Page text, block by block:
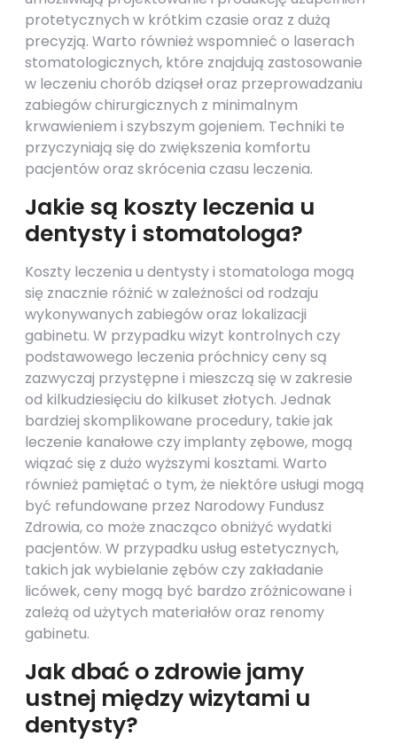
protetycznych w krótkim czasie oraz z dużą
precyzją. Warto również wspomnieć o laserach
stomatologicznych, które znajdują zastosowanie
w leczeniu chorób dziąseł oraz przeprowadzaniu
zabiegów chirurgicznych z minimalnym
krwawieniem i szybszym gojeniem. Techniki te
przyczyniają się do zwiększenia komfortu
pacjentów oraz skrócenia czasu leczenia.
Jakie są koszty leczenia u
dentysty i stomatologa?
Koszty leczenia u dentysty i stomatologa mogą
się znacznie różnić w zależności od rodzaju
wykonywanych zabiegów oraz lokalizacji
gabinetu. W przypadku wizyt kontrolnych czy
podstawowego leczenia próchnicy ceny są
zazwyczaj przystępne i mieszczą się w zakresie
od kilkudziesięciu do kilkuset złotych. Jednak
bardziej skomplikowane procedury, takie jak
leczenie kanałowe czy implanty zębowe, mogą
wiązać się z dużo wyższymi kosztami. Warto
również pamiętać o tym, że niektóre usługi mogą
być refundowane przez Narodowy Fundusz
Zdrowia, co może znacząco obniżyć wydatki
pacjentów. W przypadku usług estetycznych,
takich jak wybielanie zębów czy zakładanie
licówek, ceny mogą być bardzo zróżnicowane i
zależą od użytych materiałów oraz renomy
gabinetu.
Jak dbać o zdrowie jamy
ustnej między wizytami u
dentysty?